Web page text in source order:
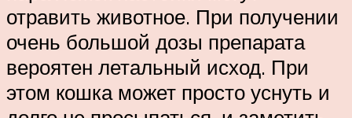
отравить животное. При получении
очень большой дозы препарата
вероятен летальный исход. При
этом кошка может просто уснуть и